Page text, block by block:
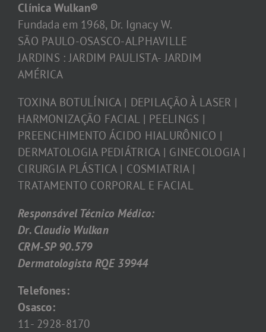
Clínica Wulkan®
Fundada em 1968, Dr. Ignacy W.
SÃO PAULO-OSASCO-ALPHAVILLE
JARDINS : JARDIM PAULISTA- JARDIM
AMÉRICA
TOXINA BOTULÍNICA | DEPILAÇÃO À LASER |
HARMONIZAÇÃO FACIAL | PEELINGS |
PREENCHIMENTO ÁCIDO HIALURÔNICO |
DERMATOLOGIA PEDIÁTRICA | GINECOLOGIA |
CIRURGIA PLÁSTICA | COSMIATRIA |
TRATAMENTO CORPORAL E FACIAL
Responsável Técnico Médico:
Dr. Claudio Wulkan
CRM-SP 90.579
Dermatologista RQE 39944
Telefones:
Osasco:
11- 2928-8170